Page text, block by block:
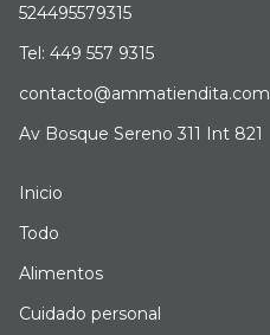
524495579315
Tel: 449 557 9315
contacto@ammatiendita.com
Av Bosque Sereno 311 Int 821
Inicio
Todo
Alimentos
Cuidado personal